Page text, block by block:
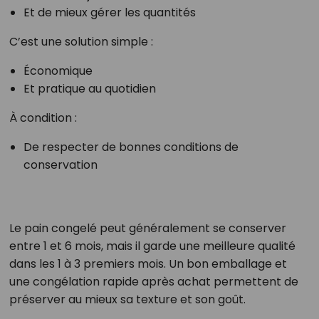
Et de mieux gérer les quantités
C’est une solution simple :
Économique
Et pratique au quotidien
À condition :
De respecter de bonnes conditions de
conservation
Le pain congelé peut généralement se conserver
entre 1 et 6 mois, mais il garde une meilleure qualité
dans les 1 à 3 premiers mois. Un bon emballage et
une congélation rapide après achat permettent de
préserver au mieux sa texture et son goût.